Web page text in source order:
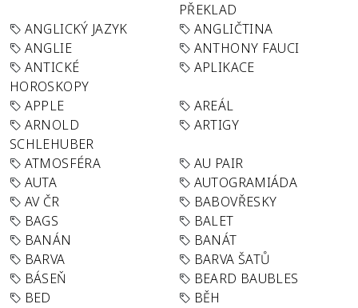
PŘEKLAD
ANGLICKÝ JAZYK
ANGLIČTINA
ANGLIE
ANTHONY FAUCI
ANTICKÉ
HOROSKOPY
APLIKACE
APPLE
AREÁL
ARNOLD
SCHLEHUBER
ARTIGY
ATMOSFÉRA
AU PAIR
AUTA
AUTOGRAMIÁDA
AV ČR
BABOVŘESKY
BAGS
BALET
BANÁN
BANÁT
BARVA
BARVA ŠATŮ
BÁSEŇ
BEARD BAUBLES
BED
BĚH